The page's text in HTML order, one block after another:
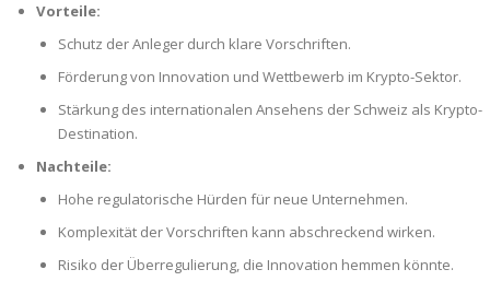
Vorteile:
Schutz der Anleger durch klare Vorschriften.
Förderung von Innovation und Wettbewerb im Krypto-Sektor.
Stärkung des internationalen Ansehens der Schweiz als Krypto-
Destination.
Nachteile:
Hohe regulatorische Hürden für neue Unternehmen.
Komplexität der Vorschriften kann abschreckend wirken.
Risiko der Überregulierung, die Innovation hemmen könnte.